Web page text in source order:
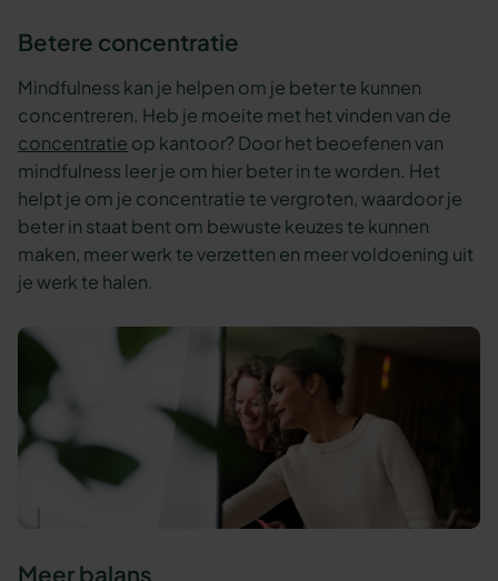
Betere concentratie
Mindfulness kan je helpen om je beter te kunnen
concentreren. Heb je moeite met het vinden van de
concentratie op kantoor? Door het beoefenen van
mindfulness leer je om hier beter in te worden. Het
helpt je om je concentratie te vergroten, waardoor je
beter in staat bent om bewuste keuzes te kunnen
maken, meer werk te verzetten en meer voldoening uit
je werk te halen.
Meer balans